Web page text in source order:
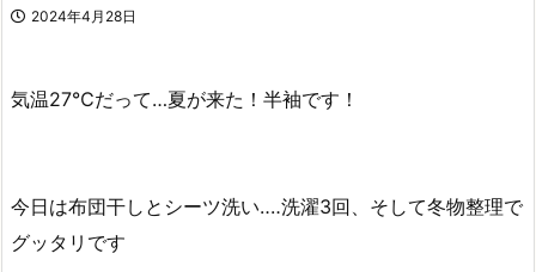
2024年4月28日
気温27℃だって…夏が来た！半袖です！
今日は布団干しとシーツ洗い‥‥洗濯3回、そして冬物整理で
グッタリです